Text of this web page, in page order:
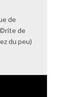
de
de
du peu)